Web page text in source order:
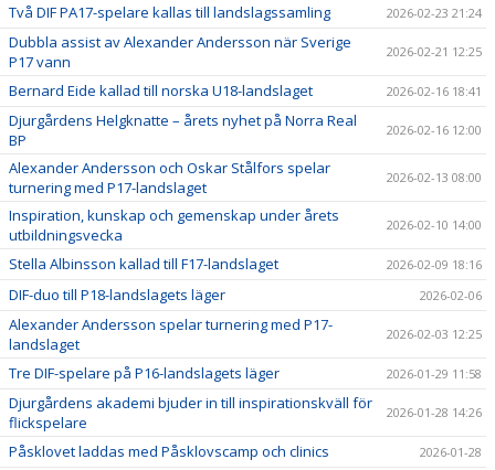
Två DIF PA17-spelare kallas till landslagssamling 2026-02-23 21:24
Dubbla assist av Alexander Andersson när Sverige
P17 vann
2026-02-21 12:25
Bernard Eide kallad till norska U18-landslaget 2026-02-16 18:41
Djurgårdens Helgknatte – årets nyhet på Norra Real
BP
2026-02-16 12:00
Alexander Andersson och Oskar Stålfors spelar
turnering med P17-landslaget
2026-02-13 08:00
Inspiration, kunskap och gemenskap under årets
utbildningsvecka
2026-02-10 14:00
Stella Albinsson kallad till F17-landslaget 2026-02-09 18:16
DIF-duo till P18-landslagets läger 2026-02-06
Alexander Andersson spelar turnering med P17-
landslaget
2026-02-03 12:25
Tre DIF-spelare på P16-landslagets läger 2026-01-29 11:58
Djurgårdens akademi bjuder in till inspirationskväll för
flickspelare
2026-01-28 14:26
Påsklovet laddas med Påsklovscamp och clinics 2026-01-28